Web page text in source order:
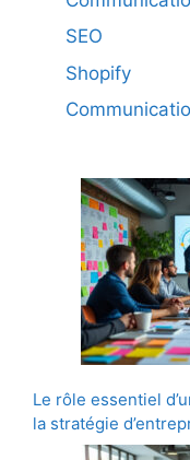
SEO
Shopify
Le rôle essentiel
la stratégie